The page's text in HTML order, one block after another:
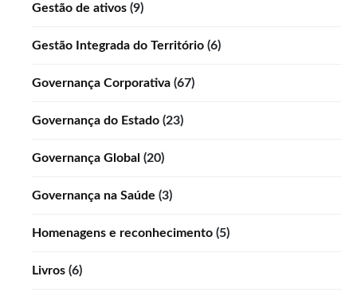
Gestão de ativos (9)
Gestão Integrada do Território (6)
Governança Corporativa (67)
Governança do Estado (23)
Governança Global (20)
Governança na Saúde (3)
Homenagens e reconhecimento (5)
Livros (6)